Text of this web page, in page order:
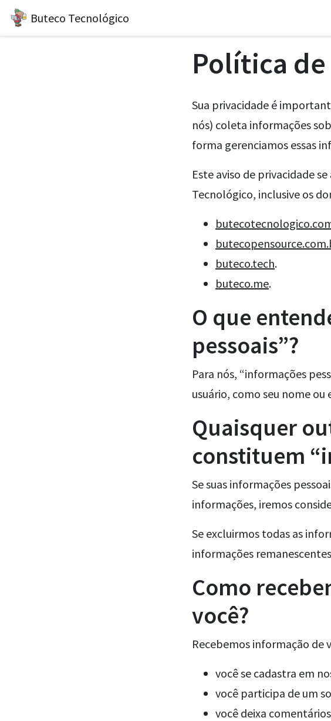
Buteco Tecnológico
Política
Sua privacidade é
nós) coleta informações
forma gerenciamos essas
Este aviso de privacidade
Tecnológico, inclusive os
buteco.tech.
buteco.me.
O que
pessoais”?
Para nós, “informações
usuário, como seu nome ou
Quaisquer
constituem
Se suas informações
informações, iremos
Se excluirmos todas as
informações
Como
você?
Recebemos informação de
você se cadastra em
você participa de um
você deixa